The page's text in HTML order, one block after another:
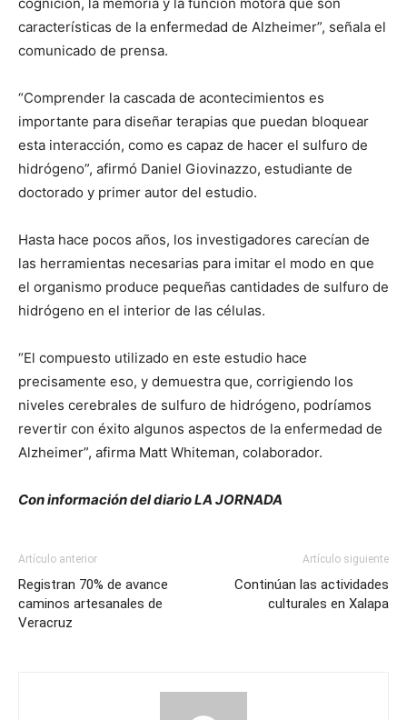
características de la enfermedad de Alzheimer”, señala el
comunicado de prensa.
“Comprender la cascada de acontecimientos es
importante para diseñar terapias que puedan bloquear
esta interacción, como es capaz de hacer el sulfuro de
hidrógeno”, afirmó Daniel Giovinazzo, estudiante de
doctorado y primer autor del estudio.
Hasta hace pocos años, los investigadores carecían de
las herramientas necesarias para imitar el modo en que
el organismo produce pequeñas cantidades de sulfuro de
hidrógeno en el interior de las células.
“El compuesto utilizado en este estudio hace
precisamente eso, y demuestra que, corrigiendo los
niveles cerebrales de sulfuro de hidrógeno, podríamos
revertir con éxito algunos aspectos de la enfermedad de
Alzheimer”, afirma Matt Whiteman, colaborador.
Con información del diario LA JORNADA
Artículo anterior
Registran 70% de avance
caminos artesanales de
Veracruz
Artículo siguiente
Continúan las actividades
culturales en Xalapa